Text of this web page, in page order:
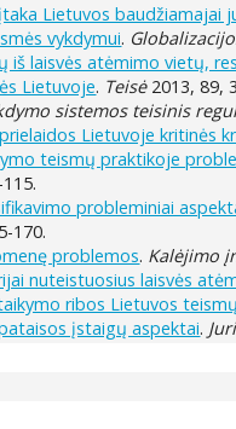
Lietuvos baudžiamajai
vykdymui.
laisvės atėmimo vietų,
Lietuvoje. Teisė2013, 89,
sistemos teisinis
Lietuvoje kritinės
teismų praktikoje
probleminiai
170.
problemos. Kalėjimo
nuteistuosius laisvės
ribos Lietuvos
įstaigų aspektai.